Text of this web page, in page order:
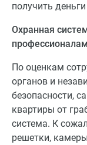
получить
Охранная
профессионалам
По оценкам
органов и
безопасности,
квартиры от
система. К
решетки,